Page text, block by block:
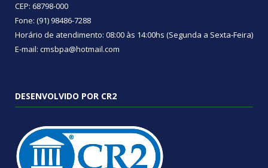
CEP: 68798-000
Fone: (91) 98486-7288
Horário de atendimento: 08:00 às 14:00hs (Segunda a Sexta-Feira)
E-mail: cmsbpa@hotmail.com
DESENVOLVIDO POR CR2